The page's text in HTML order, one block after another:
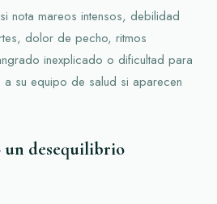
nota mareos intensos, debilidad
dolor de pecho, ritmos
inexplicado o dificultad para
a su equipo de salud si aparecen
un desequilibrio